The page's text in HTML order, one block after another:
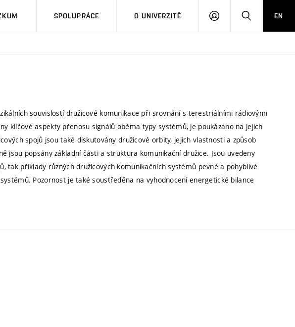
SPOLUPRÁCE O UNIVERZITĚ
PŘIHLÁSIT HLEDATEN
souvislostí družicové komunikace při srovnání s terestriálními rádiovými
klíčové aspekty přenosu signálů oběma typy systémů, je poukázáno na jejich
spojů jsou také diskutovány družicové orbity, jejich vlastnosti a způsob
jsou popsány základní části a struktura komunikační družice. Jsou uvedeny
tak příklady různých družicových komunikačních systémů pevné a pohyblivé
Pozornost je také soustředěna na vyhodnocení energetické bilance